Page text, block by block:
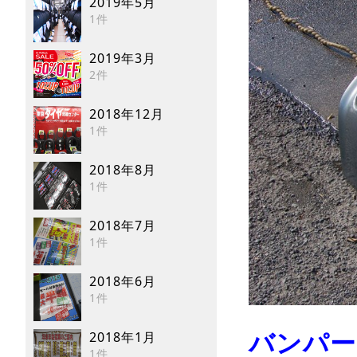
1件
2019年3月
2件
2018年12月
1件
2018年8月
1件
2018年7月
1件
2018年6月
1件
2018年1月
1件 バンパ